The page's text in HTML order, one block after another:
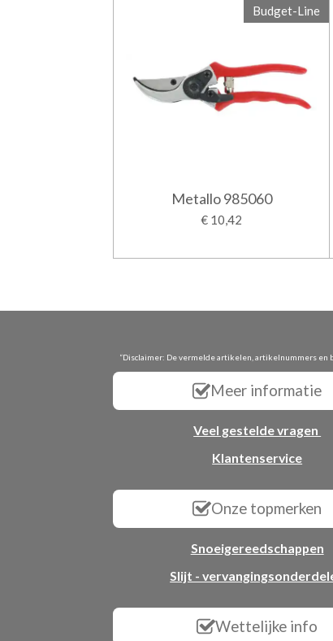
Budget-Line
Metallo 985060
€ 10,42
“Disclaimer: De vermelde artikelen, artikelnummers
Meer informatie
Veel gestelde vragen
Klantenservice
Onze topmerken
Snoeigereedschappen
Slijt -
Wettelijke info